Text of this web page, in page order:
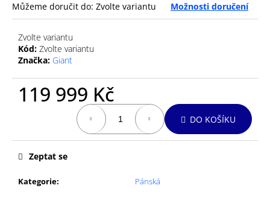
Můžeme doručit do: Zvolte variantu Možnosti doručení
Zvolte variantu
Kód: Zvolte variantu
Značka: Giant
119 999 Kč
DO KOŠÍKU
Kategorie: Pánská
Zeptat se
GU
GEL
32G
MANDARIN
49